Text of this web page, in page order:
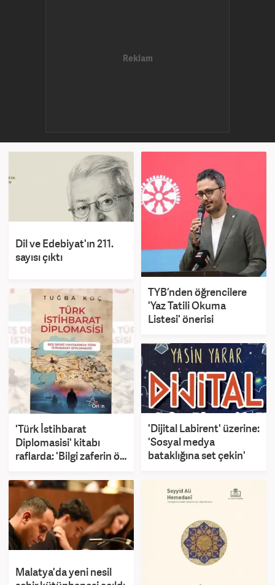
Dil ve Edebiyat'ın 211.
sayısı çıktı
TYB’nden öğrencilere
'Yaz Tatili Okuma
Listesi' önerisi
'Türk İstihbarat
Diplomasisi' kitabı
raflarda: 'Bilgi zaferin ön
'Dijital Labirent' üzerine:
'Sosyal medya
bataklığına set çekin'
Malatya'da yeni nesil